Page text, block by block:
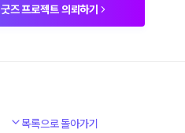
굿즈 프로젝트 의뢰하기
목록으로 돌아가기